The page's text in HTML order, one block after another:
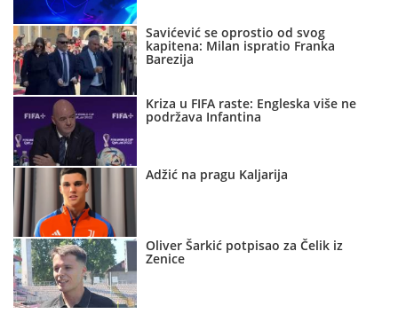
Savićević se oprostio od svog
kapitena: Milan ispratio Franka
Barezija
Kriza u FIFA raste: Engleska više ne
podržava Infantina
Adžić na pragu Kaljarija
Oliver Šarkić potpisao za Čelik iz
Zenice